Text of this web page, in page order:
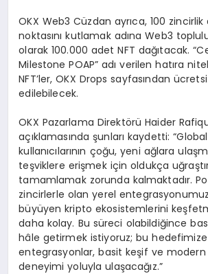
OKX Web3 Cüzdan ayrıca, 100
noktasını kutlamak adına Web3
olarak 100.000 adet NFT dağıtacak.
Milestone POAP” adı verilen hatıra
NFT’ler, OKX Drops sayfasından
edilebilecek.
OKX Pazarlama Direktörü Haider
açıklamasında şunları kaydetti:
kullanıcılarının çoğu, yeni ağlara
teşviklere erişmek için oldukça
tamamlamak zorunda kalmaktadır.
zincirlerle olan yerel
büyüyen kripto ekosistemlerini
daha kolay. Bu süreci olabildiğince
hâle getirmek istiyoruz; bu
entegrasyonlar, basit keşif ve modern
deneyimi yoluyla ulaşacağız.”